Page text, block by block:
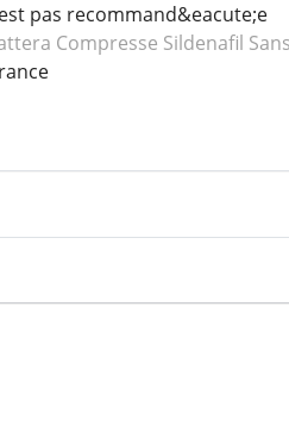
pas recommand&eacute;e
Compresse Sildenafil